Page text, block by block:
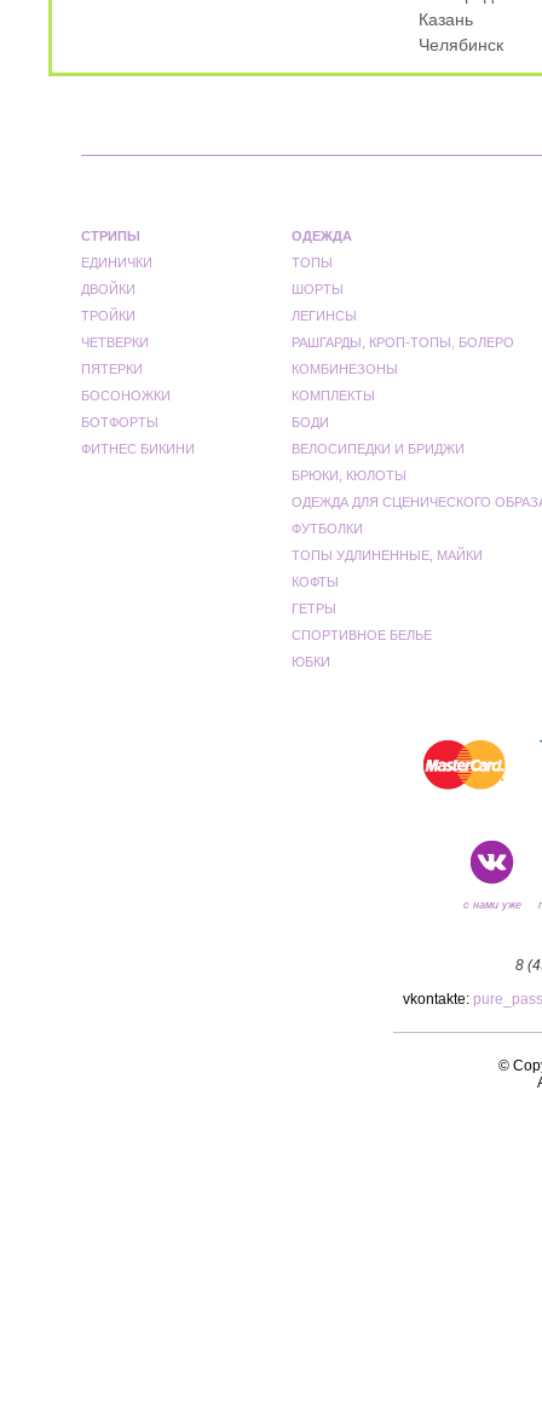
Казань
Челябинск
СТРИПЫ
ЕДИНИЧКИ
ДВОЙКИ
ТРОЙКИ
ЧЕТВЕРКИ
ПЯТЕРКИ
БОСОНОЖКИ
БОТФОРТЫ
ФИТНЕС БИКИНИ
ОДЕЖДА
ТОПЫ
ШОРТЫ
ЛЕГИНСЫ
РАШГАРДЫ, КРОП-ТОПЫ, БОЛЕРО
КОМБИНЕЗОНЫ
КОМПЛЕКТЫ
БОДИ
ВЕЛОСИПЕДКИ И БРИДЖИ
БРЮКИ, КЮЛОТЫ
ОДЕЖДА ДЛЯ СЦЕНИЧЕСКОГО
ФУТБОЛКИ
ТОПЫ УДЛИНЕННЫЕ, МАЙКИ
КОФТЫ
ГЕТРЫ
СПОРТИВНОЕ БЕЛЬЕ
ЮБКИ
с нами уже
8
vkontakte:
©